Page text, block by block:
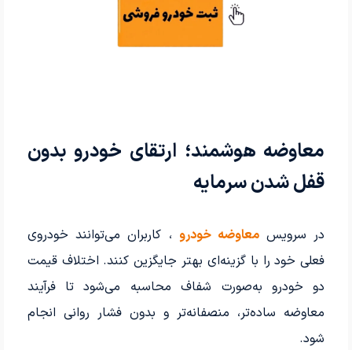
معاوضه هوشمند؛ ارتقای خودرو بدون
قفل شدن سرمایه
در سرویسمعاوضه خودرو، کاربران می‌توانند خودروی
فعلی خود را با گزینه‌ای بهتر جایگزین کنند. اختلاف قیمت
دو خودرو به‌صورت شفاف محاسبه می‌شود تا فرآیند
معاوضه ساده‌تر، منصفانه‌تر و بدون فشار روانی انجام
شود.